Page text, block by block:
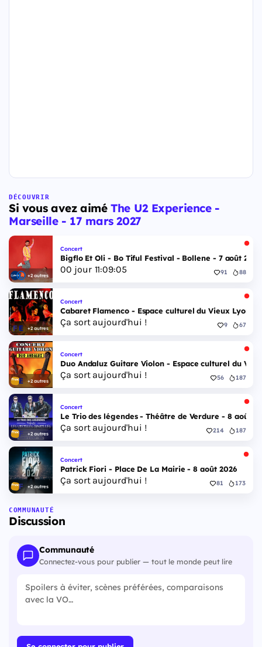
DÉCOUVRIR
Si vous avez aiméThe U2 Experience -
Marseille - 17 mars 2027
+2 autres
Concert
Bigflo Et Oli - Bo Tiful Festival - Bollene - 7 août 2026
00 jour 11:09:04 91 88
+2 autres
Concert
Cabaret Flamenco - Espace culturel du Vieux Lyon -
Ça sort aujourd'hui ! 9 67
+2 autres
Concert
Duo Andaluz Guitare Violon - Espace culturel du
Ça sort aujourd'hui ! 56 187
+2 autres
Concert
Le Trio des légendes - Théâtre de Verdure - 8 août
Ça sort aujourd'hui ! 214 187
+2 autres
Concert
Patrick Fiori - Place De La Mairie - 8 août 2026
Ça sort aujourd'hui ! 81 173
COMMUNAUTÉ
Discussion
Communauté
Connectez-vous pour publier — tout le monde peut lire